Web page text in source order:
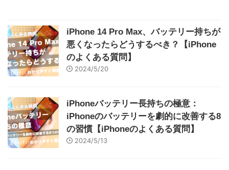
iPhone 14 Pro Max、バッテリー持ちが
悪くなったらどうするべき？【iPhone
のよくある質問】
2024/5/20
iPhoneバッテリー長持ちの極意：
iPhoneのバッテリーを劇的に改善する8
の習慣【iPhoneのよくある質問】
2024/5/13